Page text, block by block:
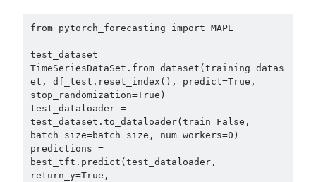
from pytorch_forecasting import MAPE
test_dataset =
TimeSeriesDataSet.from_dataset(training_datas
et, df_test.reset_index(), predict=True,
stop_randomization=True)
test_dataloader =
test_dataset.to_dataloader(train=False,
batch_size=batch_size, num_workers=0)
predictions =
best_tft.predict(test_dataloader,
return_y=True,